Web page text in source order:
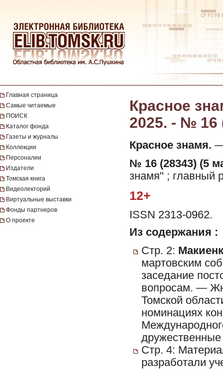
Главная страница
Самые читаемые
ПОИСК
Каталог фонда
Газеты и журналы
Коллекции
Персоналии
Издатели
Томская книга
Видеолекторий
Виртуальные выставки
Фонды партнеров
О проекте
Красное
2025. - № 16
Красное знамя. —
№ 16 (28343) (5
знамя" ; главный
12+
ISSN 2313-0962.
Из содержания :
Стр. 2:
мартовским
заседание
вопросам. —
Томской
номинациях
Стр. 4:
разработали